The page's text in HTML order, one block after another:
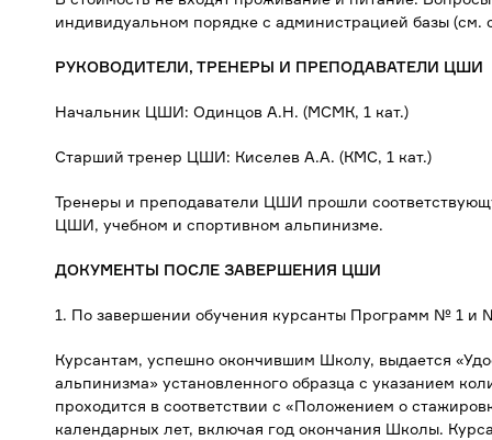
индивидуальном порядке с администрацией базы (см.
РУКОВОДИТЕЛИ, ТРЕНЕРЫ И ПРЕПОДАВАТЕЛИ ЦШИ
Начальник ЦШИ: Одинцов А.Н. (МСМК, 1 кат.)
Старший тренер ЦШИ: Киселев А.А. (КМС, 1 кат.)
Тренеры и преподаватели ЦШИ прошли
ЦШИ, учебном и спортивном альпинизме.
ДОКУМЕНТЫ ПОСЛЕ ЗАВЕРШЕНИЯ ЦШИ
1. По завершении обучения курсанты Программ № 1 и
Курсантам, успешно окончившим Школу, выдается
альпинизма» установленного образца с указанием
проходится в соответствии с «Положением о
календарных лет, включая год окончания Школы.